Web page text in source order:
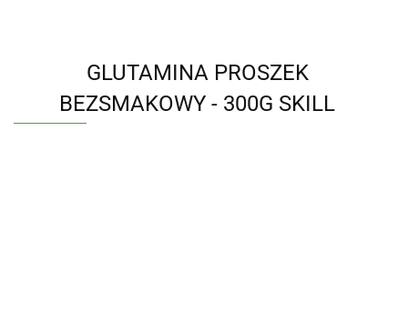
GLUTAMINA PROSZEK
BEZSMAKOWY - 300G SKILL